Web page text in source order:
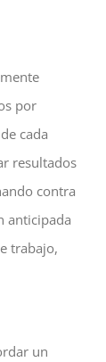
por
cada
resultados
contra
anticipada
trabajo,
un